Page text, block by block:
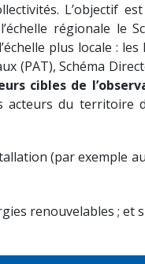
L’objectif
régionale le
plus locale :
(PAT), Schéma
cibles de
acteurs du territoire
(par exemple
renouvelables ; et